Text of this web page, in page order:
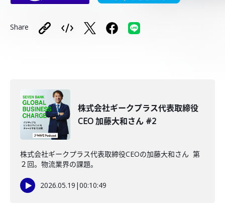
Share
株式会社ギークプラス代表取締役
CEO 加藤大和さん #2
株式会社ギークプラス代表取締役CEOの加藤大和さん 第
２回。物流業界の課題。
2026.05.19 |00:10:49